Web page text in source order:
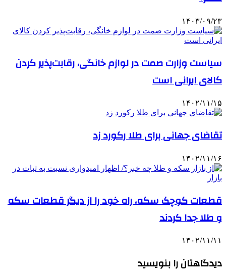
۱۴۰۳/۰۹/۲۳
سیاست وزارت صمت در لوازم خانگی، رقابت‌پذیر کردن
کالای ایرانی است
۱۴۰۲/۱۱/۱۵
تقاضای جهانی برای طلا رکورد زد
۱۴۰۲/۱۱/۱۶
قطعات کوچک سکه، راه خود را از دیگر قطعات سکه‌
و طلا جدا کردند
۱۴۰۲/۱۱/۱۱
دیدگاهتان را بنویسید